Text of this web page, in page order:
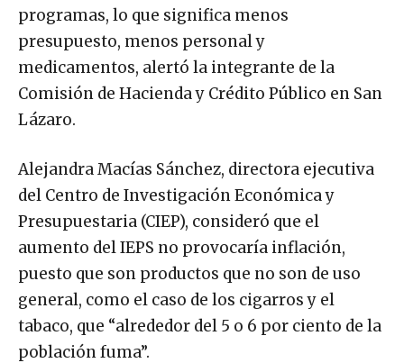
programas, lo que significa menos
presupuesto, menos personal y
medicamentos, alertó la integrante de la
Comisión de Hacienda y Crédito Público en San
Lázaro.
Alejandra Macías Sánchez, directora ejecutiva
del Centro de Investigación Económica y
Presupuestaria (CIEP), consideró que el
aumento del IEPS no provocaría inflación,
puesto que son productos que no son de uso
general, como el caso de los cigarros y el
tabaco, que “alrededor del 5 o 6 por ciento de la
población fuma”.